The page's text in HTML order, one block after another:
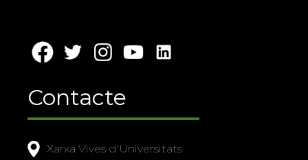
Contacte
Xarxa Vives d'Universitats